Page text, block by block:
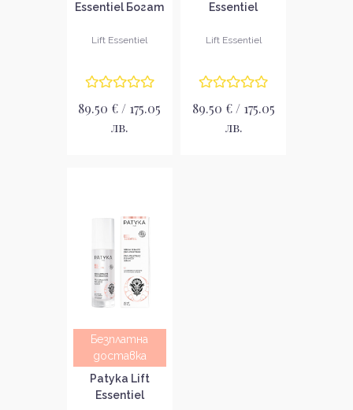
Essentiel Богат
лифтинг крем
Lift Essentiel
89.50 € / 175.05
лв.
Essentiel
лифтинг крем
Lift Essentiel
89.50 € / 175.05
лв.
Безплатна
доставка
Patyka Lift
Essentiel